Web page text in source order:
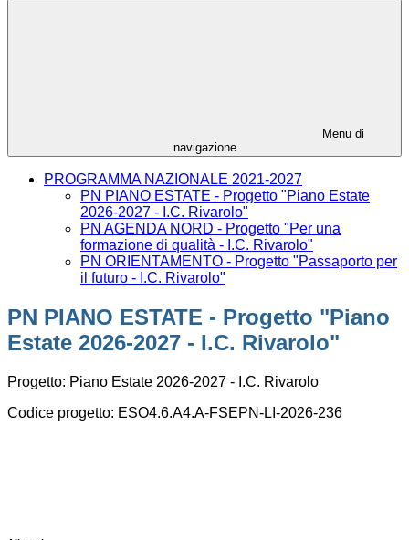
Menu di
navigazione
PROGRAMMA NAZIONALE 2021-2027
PN PIANO ESTATE - Progetto "Piano Estate
2026-2027 - I.C. Rivarolo"
PN AGENDA NORD - Progetto "Per una
formazione di qualità - I.C. Rivarolo"
PN ORIENTAMENTO - Progetto "Passaporto per
il futuro - I.C. Rivarolo"
PN PIANO ESTATE - Progetto "Piano
Estate 2026-2027 - I.C. Rivarolo"
Progetto: Piano Estate 2026-2027 - I.C. Rivarolo
Codice progetto: ESO4.6.A4.A-FSEPN-LI-2026-236